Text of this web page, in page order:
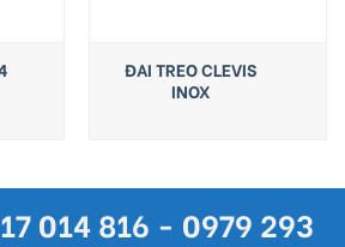
ĐAI TREO CLEVIS
INOX
014 816 - 0979 293